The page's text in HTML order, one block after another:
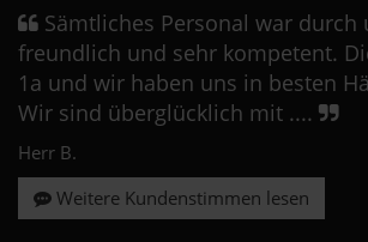
Sämtliches Personal war durch
freundlich und sehr kompetent.
1a und wir haben uns in besten
Wir sind überglücklich mit ....
Herr B.
Weitere Kundenstimmen lesen